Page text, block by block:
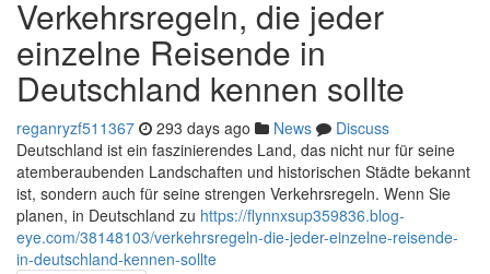
Verkehrsregeln, die jeder
einzelne Reisende in
Deutschland kennen sollte
reganryzf511367 293 days ago News
Discuss
Deutschland ist ein faszinierendes Land, das nicht nur für seine
atemberaubenden Landschaften und historischen Städte bekannt
ist, sondern auch für seine strengen Verkehrsregeln. Wenn Sie
planen, in Deutschland zu https://flynnxsup359836.blog-
eye.com/38148103/verkehrsregeln-die-jeder-einzelne-reisende-
in-deutschland-kennen-sollte